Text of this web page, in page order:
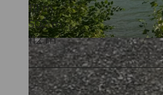
© Naim Redzepi, Community
111 m
502 m
112 m